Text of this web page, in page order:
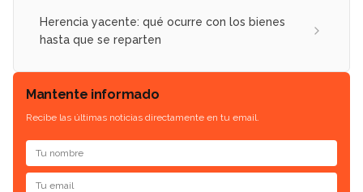
Herencia yacente: qué ocurre con los bienes
hasta que se reparten
Mantente informado
Recibe las últimas noticias directamente en tu email.